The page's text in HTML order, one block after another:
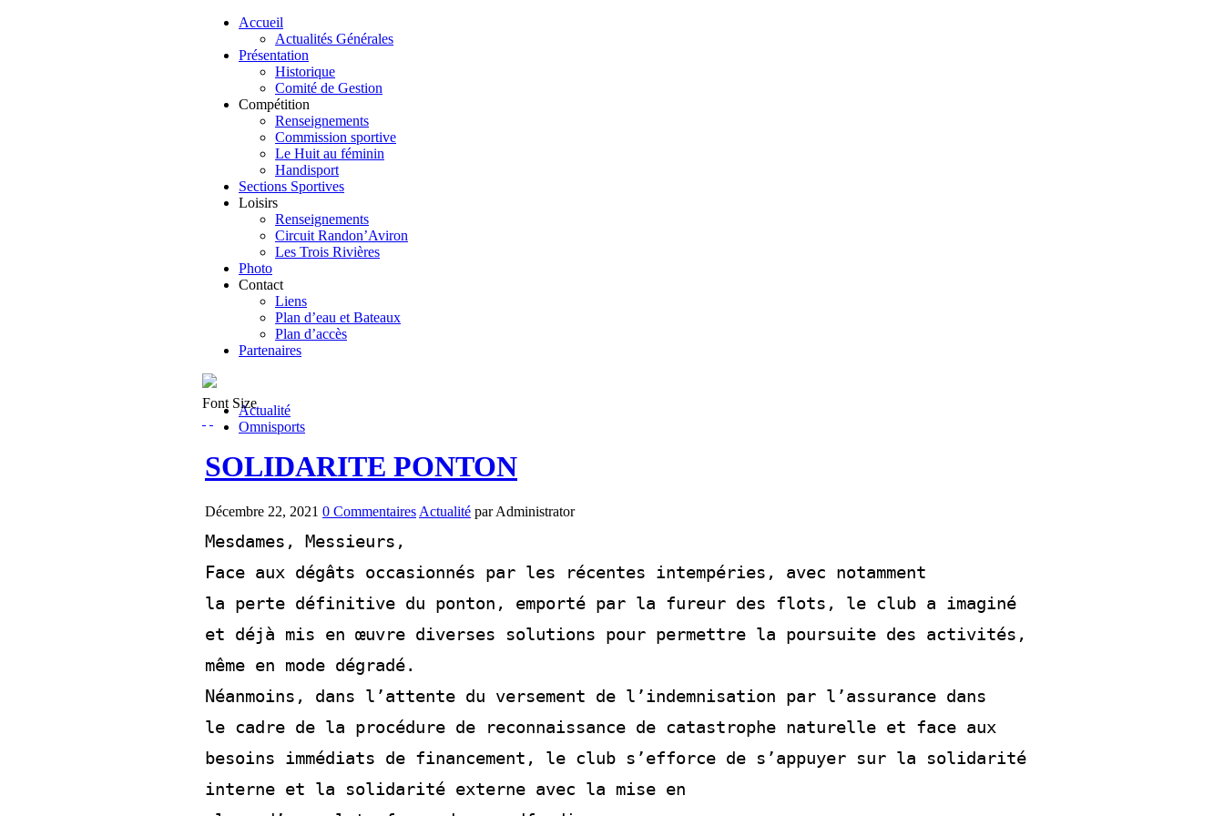
Accueil
Actualités Générales
Présentation
Historique
Comité de Gestion
Compétition
Renseignements
Commission sportive
Le Huit au féminin
Handisport
Sections Sportives
Loisirs
Renseignements
Circuit Randon’Aviron
Les Trois Rivières
Photo
Contact
Liens
Plan d’eau et Bateaux
Plan d’accès
Partenaires
Actualité
Omnisports
Font Size
SOLIDARITE PONTON
Décembre 22, 2021 0 Commentaires Actualité par Administrator
Mesdames, Messieurs,
Face aux dégâts occasionnés par les récentes intempéries, avec notamment
la perte définitive du ponton, emporté par la fureur des flots, le club a imaginé
et déjà mis en œuvre diverses solutions pour permettre la poursuite des activités,
même en mode dégradé.
Néanmoins, dans l’attente du versement de l’indemnisation par l’assurance dans
le cadre de la procédure de reconnaissance de catastrophe naturelle et face aux
besoins immédiats de financement, le club s’efforce de s’appuyer sur la solidarité
interne et la solidarité externe avec la mise en